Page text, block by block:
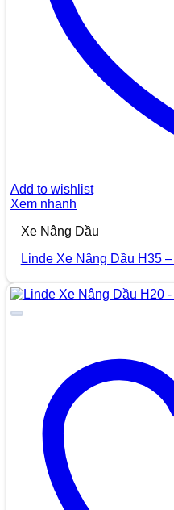
Add to wishlist
Xem nhanh
Xe Nâng Dầu
Linde Xe Nâng Dầu H35